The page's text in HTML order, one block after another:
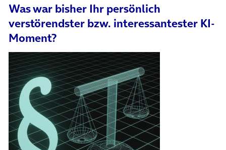
Was war bisher Ihr persönlich
verstörendster bzw. interessantester KI-
Moment?